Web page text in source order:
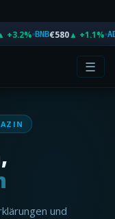
BNB€580▲ +1.1% ADA
☰
und